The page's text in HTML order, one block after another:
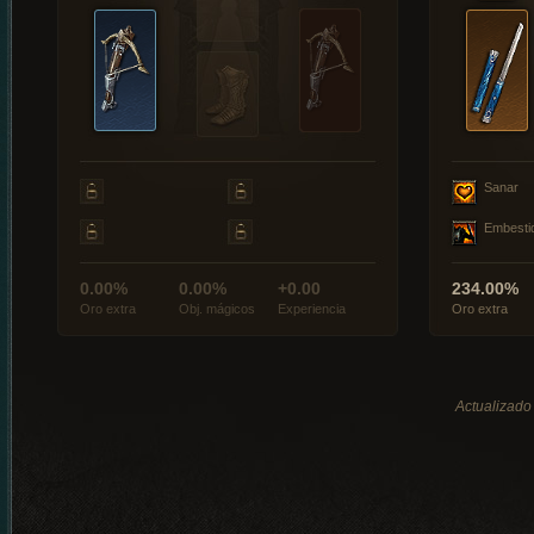
0.00%
Oro extra
0.00%
Obj. mágicos
+0.00
Experiencia
Sanar
234.00%
Oro extra